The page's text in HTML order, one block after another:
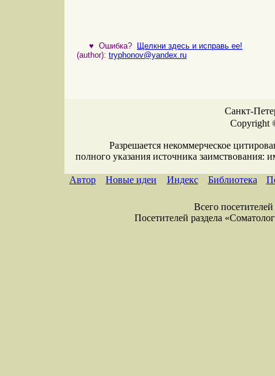
♥ Ошибка?
Щелкни здесь и исправь ее!
(author): tryphonov@yandex.ru
Санкт-
Copyright
Разрешается некоммерческое
полного указания источника заимствования:
Автор Новые идеи Индекс Библиотека
Всего
Посетителей раздела